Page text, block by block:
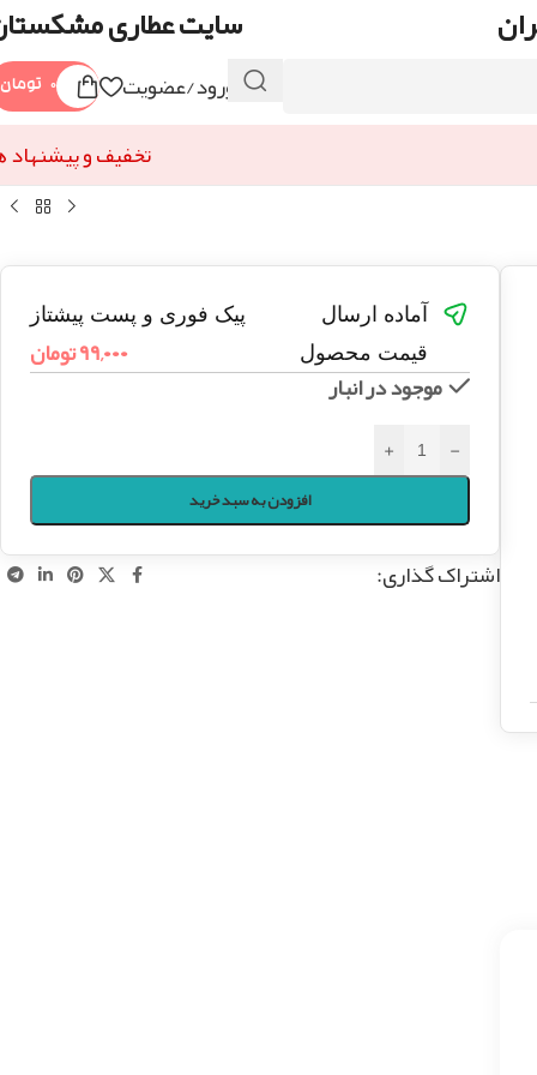
سایت عطاری
ورود/عضویت ۰ تومان
تخفیف و پیشنهاد
آماده ارسال
پیک فوری و پست پیشتاز
قیمت محصول
۹۹,۰۰۰تومان
موجود در انبار
-
+
افزودن به سبد خرید
اشتراک گذاری: